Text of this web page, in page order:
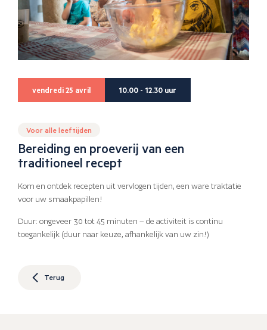
vendredi 25 avril 10.00 - 12.30 uur
Voor alle leeftijden
Bereiding en proeverij van een
traditioneel recept
Kom en ontdek recepten uit vervlogen tijden, een ware traktatie
voor uw smaakpapillen!
Duur: ongeveer 30 tot 45 minuten – de activiteit is continu
toegankelijk (duur naar keuze, afhankelijk van uw zin!)
Terug